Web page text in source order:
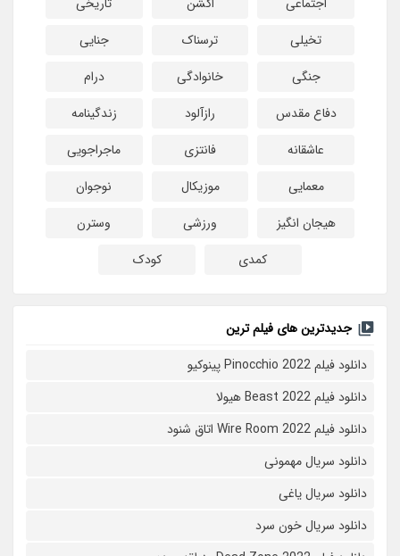
تخیلی
ترسناک
جنایی
جنگی
خانوادگی
درام
دفاع مقدس
رازآلود
زندگینامه
عاشقانه
فانتزی
ماجراجویی
معمایی
موزیکال
نوجوان
هیجان انگیز
ورزشی
وسترن
کمدی
کودک
جدیدترین های فیلم ترین
دانلود فیلم Pinocchio 2022 پینوکیو
دانلود فیلم Beast 2022 هیولا
دانلود فیلم Wire Room 2022 اتاق شنود
دانلود سریال مهمونی
دانلود سریال یاغی
دانلود سریال خون سرد